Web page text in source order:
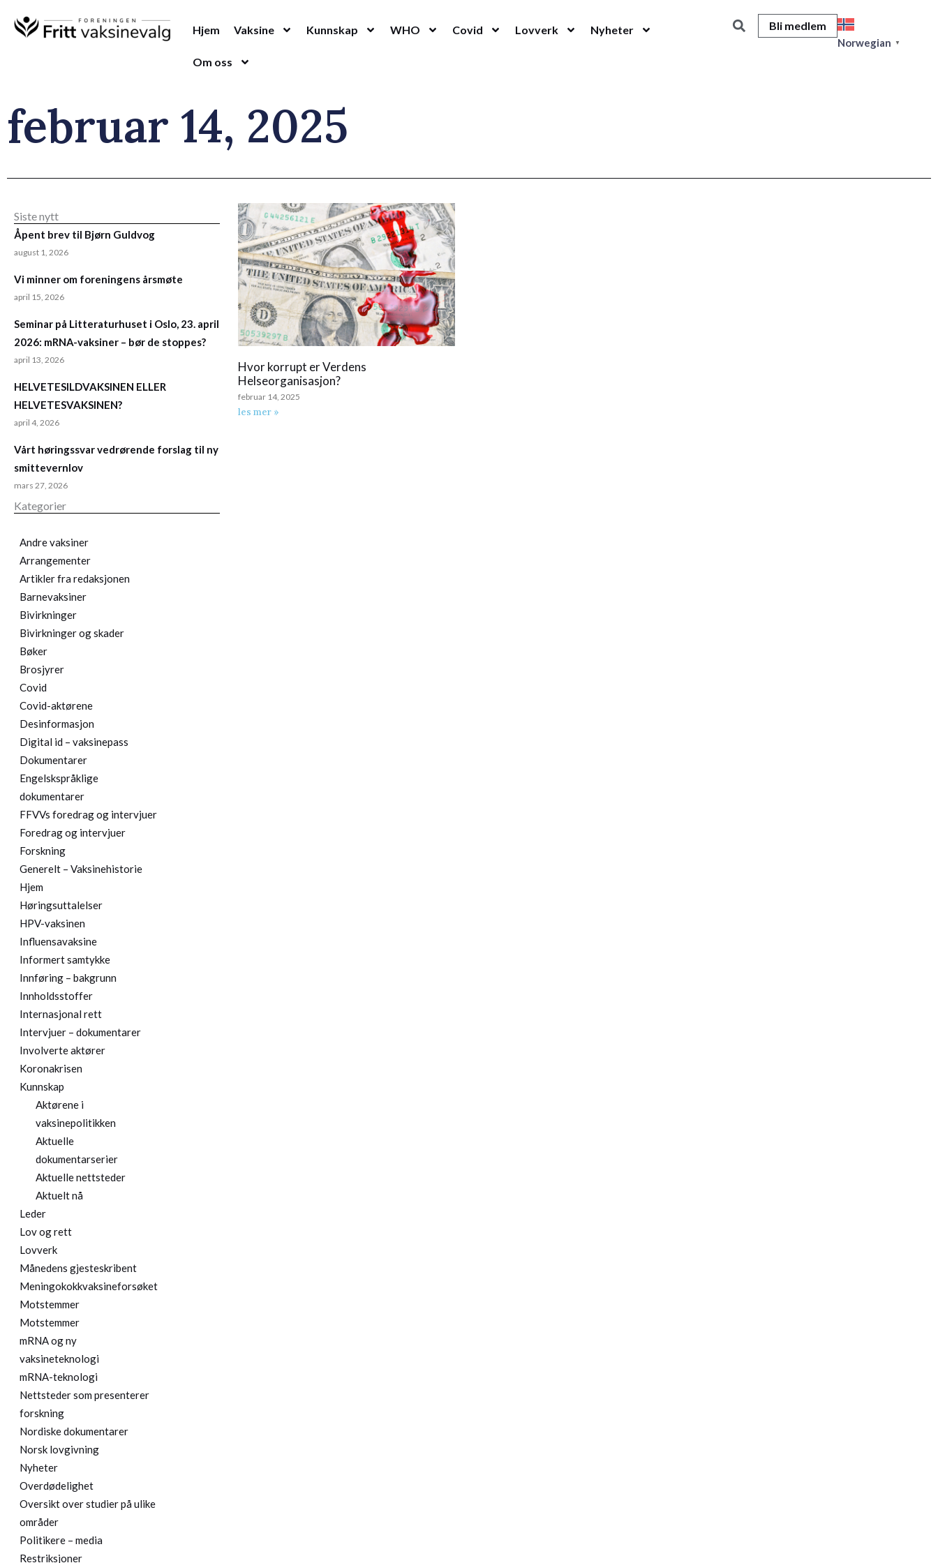
rett
Hjem Vaksine Kunnskap WHO Covid Lovverk Nyheter
Om oss
Bli medlem
Norwegian ▼
februar 14, 2025
Siste nytt
Åpent brev til Bjørn Guldvog
august 1, 2026
Vi minner om foreningens årsmøte
april 15, 2026
Seminar på Litteraturhuset i Oslo, 23. april
2026: mRNA-vaksiner – bør de stoppes?
april 13, 2026
HELVETESILDVAKSINEN ELLER
HELVETESVAKSINEN?
april 4, 2026
Vårt høringssvar vedrørende forslag til ny
smittevernlov
mars 27, 2026
Kategorier
Andre vaksiner
Arrangementer
Artikler fra redaksjonen
Barnevaksiner
Bivirkninger
Bivirkninger og skader
Bøker
Brosjyrer
Covid
Covid-aktørene
Desinformasjon
Digital id – vaksinepass
Dokumentarer
Engelskspråklige
dokumentarer
FFVVs foredrag og intervjuer
Foredrag og intervjuer
Forskning
Generelt – Vaksinehistorie
Hjem
Høringsuttalelser
HPV-vaksinen
Influensavaksine
Informert samtykke
Innføring – bakgrunn
Innholdsstoffer
Internasjonal rett
Intervjuer – dokumentarer
Involverte aktører
Koronakrisen
Kunnskap
Aktørene i
vaksinepolitikken
Aktuelle
dokumentarserier
Aktuelle nettsteder
Aktuelt nå
Leder
Lov og rett
Lovverk
Månedens gjesteskribent
Meningokokkvaksineforsøket
Motstemmer
Motstemmer
mRNA og ny
vaksineteknologi
mRNA-teknologi
Nettsteder som presenterer
forskning
Nordiske dokumentarer
Norsk lovgivning
Nyheter
Overdødelighet
Oversikt over studier på ulike
områder
Politikere – media
Restriksjoner
Hvor korrupt er Verdens
Helseorganisasjon?
februar 14, 2025
les mer »